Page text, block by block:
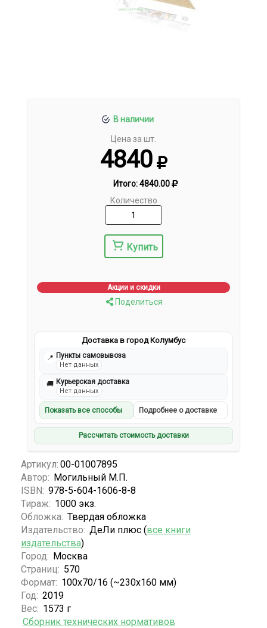
В наличии
Цена за шт.
4840
Итого:4840.00
Количество
Купить
Акции и скидки
Поделиться
Доставка в город Колумбус
📍 Пункты самовывоза
Нет данных
🚚 Курьерская доставка
Нет данных
Показать все способы Подробнее о доставке
Рассчитать стоимость доставки
Артикул: 00-01007895
Автор: Могильный М.П.
ISBN: 978-5-604-1606-8-8
Тираж: 1000 экз.
Обложка: Твердая обложка
Издательство: ДеЛи плюс (все книги
издательства)
Город: Москва
Страниц: 570
Формат: 100x70/16 (~230x160 мм)
Год: 2019
Вес: 1573 г
Сборник технических нормативов